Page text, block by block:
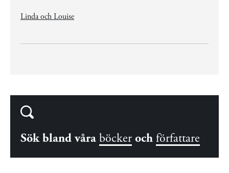
Linda och Louise
Sök bland våra böcker och författare